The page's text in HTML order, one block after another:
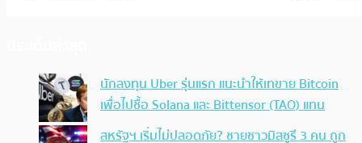
นักลงทุน Uber รุ่นแรก แนะนำให้เทขาย Bitcoin
เพื่อไปซื้อ Solana และ Bittensor (TAO) แทน
สหรัฐฯ เริ่มไม่ปลอดภัย? ชายชาวมิสซูรี 3 คน ถูก